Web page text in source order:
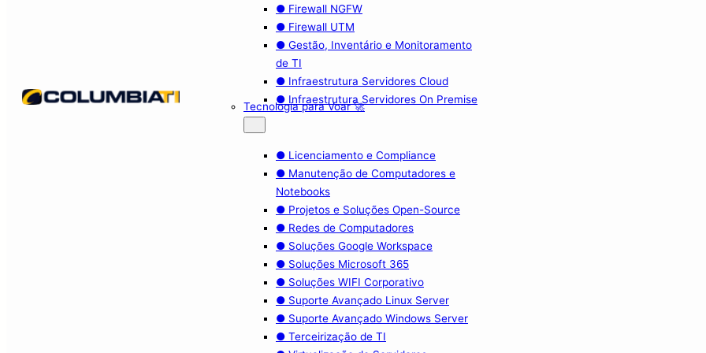
● Firewall NGFW
● Firewall UTM
● Gestão, Inventário e Monitoramento
de TI
● Infraestrutura Servidores Cloud
● Infraestrutura Servidores On Premise
Tecnologia para Voar 🚀
● Licenciamento e Compliance
● Manutenção de Computadores e
Notebooks
● Projetos e Soluções Open-Source
● Redes de Computadores
● Soluções Google Workspace
● Soluções Microsoft 365
● Soluções WIFI Corporativo
● Suporte Avançado Linux Server
● Suporte Avançado Windows Server
● Terceirização de TI